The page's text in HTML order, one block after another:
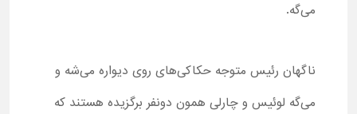
می‌گه.
ناگهان رئیس متوجه حکاکی‌های روی دیواره می‌شه و
می‌گه لوئیس و چارلی همون دونفر برگزیده هستند که